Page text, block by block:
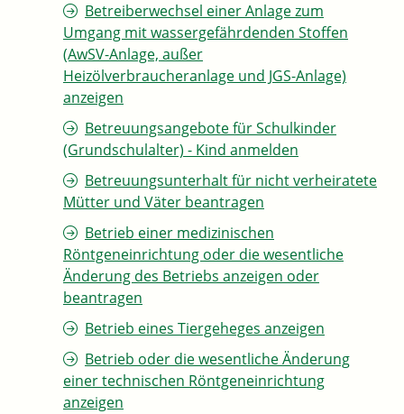
Betreiberwechsel einer Anlage zum
Umgang mit wassergefährdenden Stoffen
(AwSV-Anlage, außer
Heizölverbraucheranlage und JGS-Anlage)
anzeigen
Betreuungsangebote für Schulkinder
(Grundschulalter) - Kind anmelden
Betreuungsunterhalt für nicht verheiratete
Mütter und Väter beantragen
Betrieb einer medizinischen
Röntgeneinrichtung oder die wesentliche
Änderung des Betriebs anzeigen oder
beantragen
Betrieb eines Tiergeheges anzeigen
Betrieb oder die wesentliche Änderung
einer technischen Röntgeneinrichtung
anzeigen